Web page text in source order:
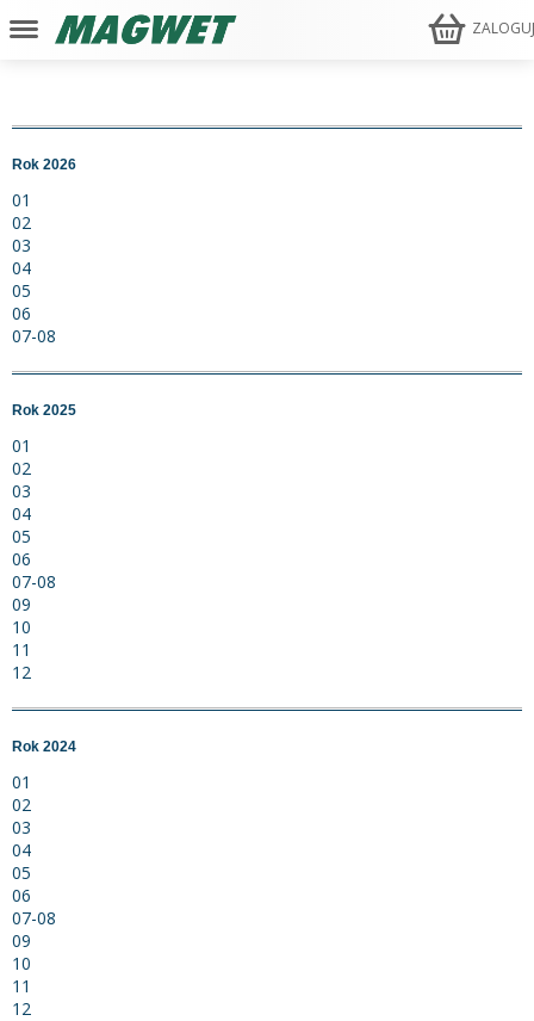
Rok 2026
01
02
03
04
05
06
07-08
Rok 2025
01
02
03
04
05
06
07-08
09
10
11
12
Rok 2024
01
02
03
04
05
06
07-08
09
10
11
12